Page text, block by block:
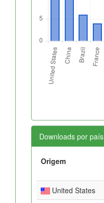
Downloads por país
Origem
United States